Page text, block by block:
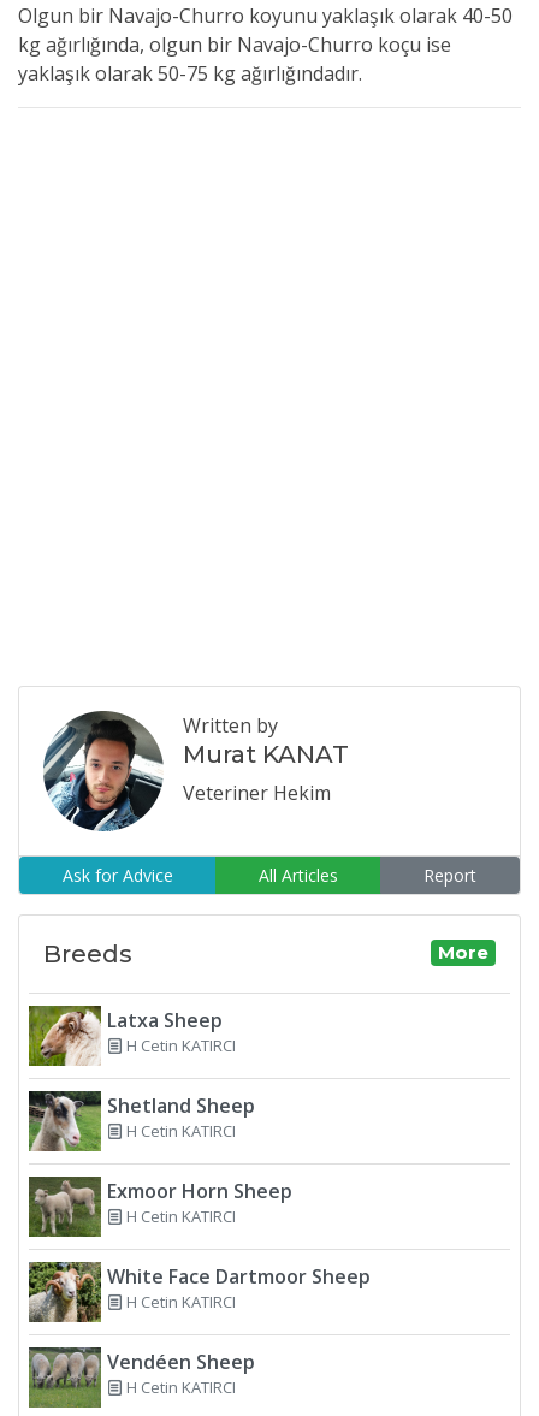
Olgun bir Navajo-Churro koyunu yaklaşık olarak 40-50
kg ağırlığında, olgun bir Navajo-Churro koçu ise
yaklaşık olarak 50-75 kg ağırlığındadır.
Written by
Murat KANAT
Veteriner Hekim
Ask for Advice All Articles Report
Breeds More
Latxa Sheep
H Cetin KATIRCI
Shetland Sheep
H Cetin KATIRCI
Exmoor Horn Sheep
H Cetin KATIRCI
White Face Dartmoor Sheep
H Cetin KATIRCI
Vendéen Sheep
H Cetin KATIRCI